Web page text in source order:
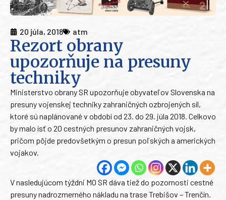
20 júla, 2018 atm
Rezort obrany
upozorňuje na presuny
techniky
Ministerstvo obrany SR upozorňuje obyvateľov Slovenska na
presuny vojenskej techniky zahraničných ozbrojených síl,
ktoré sú naplánované v období od 23. do 29. júla 2018. Celkovo
by malo ísť o 20 cestných presunov zahraničných vojsk,
pričom pôjde predovšetkým o presun poľských a amerických
vojakov.
V nasledujúcom týždni MO SR dáva tiež do pozornosti cestné
presuny nadrozmerného nákladu na trase Trebišov – Trenčín.